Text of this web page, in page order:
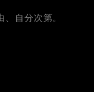
自分次第。